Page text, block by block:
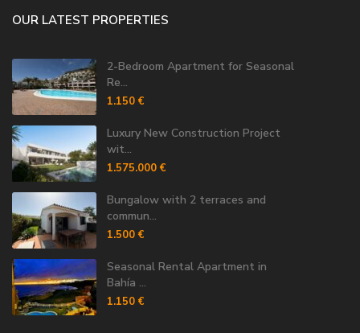
OUR LATEST PROPERTIES
2-Bedroom Apartment for Seasonal
Re...
1.150 €
Luxury New Construction Project
wit...
1.575.000 €
Bungalow with 2 terraces and
commun...
1.500 €
Seasonal Rental Apartment in
Bahía ...
1.150 €